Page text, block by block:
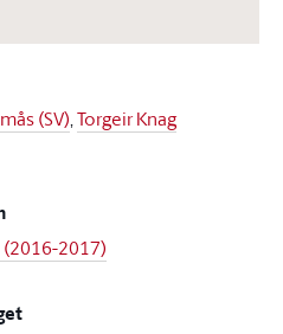
(SV),Torgeir Knag
2017)